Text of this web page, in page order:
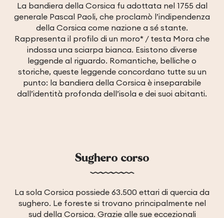
La bandiera della Corsica fu adottata nel 1755 dal
generale Pascal Paoli, che proclamò l’indipendenza
della Corsica come nazione a sé stante.
Rappresenta il profilo di un moro* / testa Mora che
indossa una sciarpa bianca. Esistono diverse
leggende al riguardo. Romantiche, belliche o
storiche, queste leggende concordano tutte su un
punto: la bandiera della Corsica è inseparabile
dall’identità profonda dell’isola e dei suoi abitanti.
Sughero corso
La sola Corsica possiede 63.500 ettari di quercia da
sughero. Le foreste si trovano principalmente nel
sud della Corsica. Grazie alle sue eccezionali